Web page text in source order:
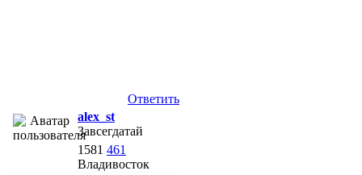
Ответить
alex_st
Завсегдатай
1581 461
Владивосток